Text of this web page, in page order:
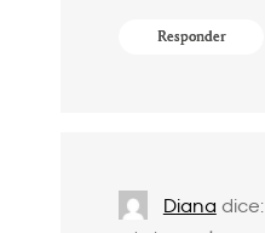
Responder
Diana dice: